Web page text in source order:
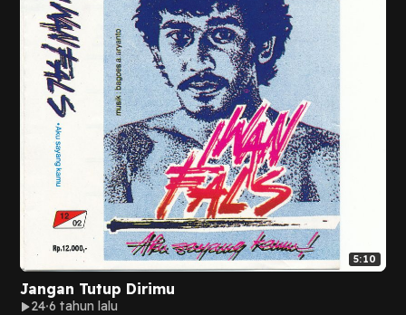
5:10
Jangan Tutup Dirimu
24 6 tahun lalu